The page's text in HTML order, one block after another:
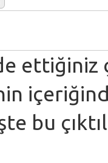
ettiğiniz
bu